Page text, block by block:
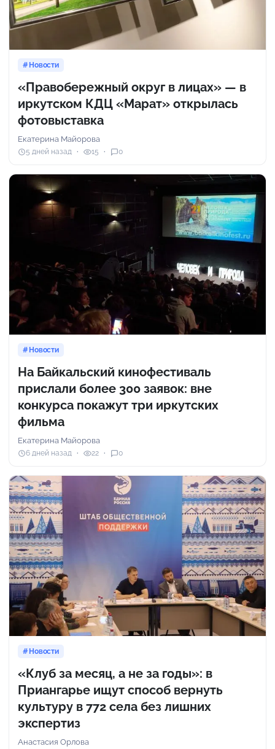
Новости
«Правобережный округ в лицах» — в
иркутском КДЦ «Марат» открылась
фотовыставка
Екатерина Майорова
5 дней назад 15 0
Новости
На Байкальский кинофестиваль
прислали более 300 заявок: вне
конкурса покажут три иркутских
фильма
Екатерина Майорова
6 дней назад 22 0
Новости
«Клуб за месяц, а не за годы»: в
Приангарье ищут способ вернуть
культуру в 772 села без лишних
экспертиз
Анастасия Орлова